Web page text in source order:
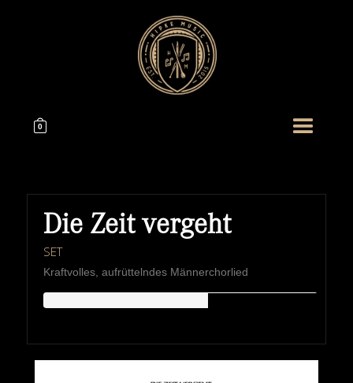
0
Die Zeit vergeht
SET
Kraftvolles, aufrüttelndes Männerchorlied